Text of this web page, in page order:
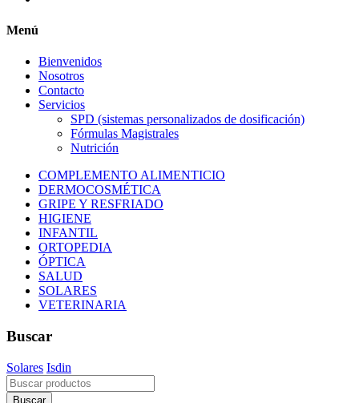
Menú
Bienvenidos
Nosotros
Contacto
Servicios
SPD (sistemas personalizados de dosificación)
Fórmulas Magistrales
Nutrición
COMPLEMENTO ALIMENTICIO
DERMOCOSMÉTICA
GRIPE Y RESFRIADO
HIGIENE
INFANTIL
ORTOPEDIA
ÓPTICA
SALUD
SOLARES
VETERINARIA
Buscar
Solares Isdin